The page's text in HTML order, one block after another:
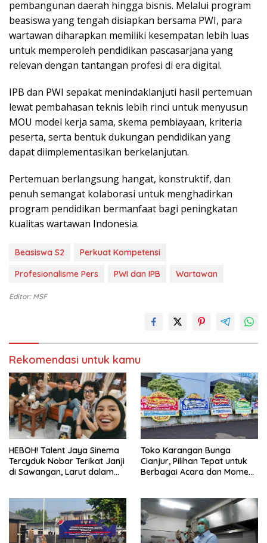
pembangunan daerah hingga bisnis. Melalui program
beasiswa yang tengah disiapkan bersama PWI, para
wartawan diharapkan memiliki kesempatan lebih luas
untuk memperoleh pendidikan pascasarjana yang
relevan dengan tantangan profesi di era digital.
IPB dan PWI sepakat menindaklanjuti hasil pertemuan
lewat pembahasan teknis lebih rinci untuk menyusun
MOU model kerja sama, skema pembiayaan, kriteria
peserta, serta bentuk dukungan pendidikan yang
dapat diimplementasikan berkelanjutan.
Pertemuan berlangsung hangat, konstruktif, dan
penuh semangat kolaborasi untuk menghadirkan
program pendidikan bermanfaat bagi peningkatan
kualitas wartawan Indonesia.
Beasiswa S2
Perkuat Kompetensi
Profesionalisme Pers
PWI dan IPB Wartawan
Editor: MSF
Rekomendasi untuk kamu
HEBOH! Talent Jaya Sinema
Tercyduk Nobar Terikat Janji
di Sawangan, Larut dalam
Toko Karangan Bunga
Cianjur, Pilihan Tepat untuk
Berbagai Acara dan Momen